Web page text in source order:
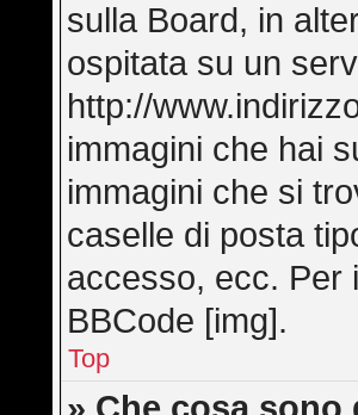
sulla Board, in
ospitata su un
http://
immagini che hai
immagini che si
caselle di posta
accesso, ecc. Per
BBCode [img].
Top